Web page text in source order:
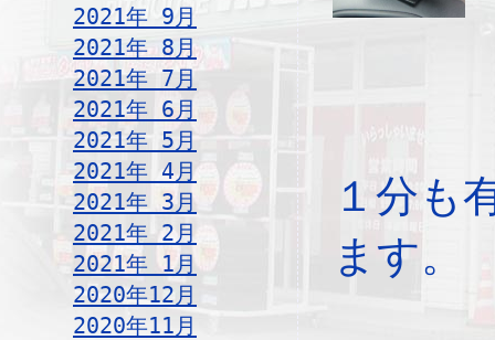
2021年 9月
2021年 8月
2021年 7月
2021年 6月
2021年 5月
2021年 4月
2021年 3月
2021年 2月
2021年 1月
2020年12月
2020年11月
１分も
ます。